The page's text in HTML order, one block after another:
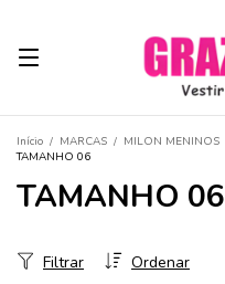
Início / MARCAS / MILON MENINOS
TAMANHO 06
TAMANHO 06
Ordenar
Filtrar